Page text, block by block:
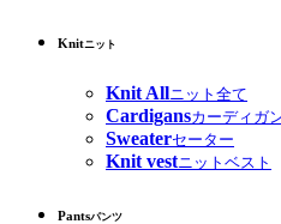
Knitニット
Knit Allニット全て
Cardigansカーディガ
Sweaterセーター
Knit vestニットベスト
Pantsパンツ